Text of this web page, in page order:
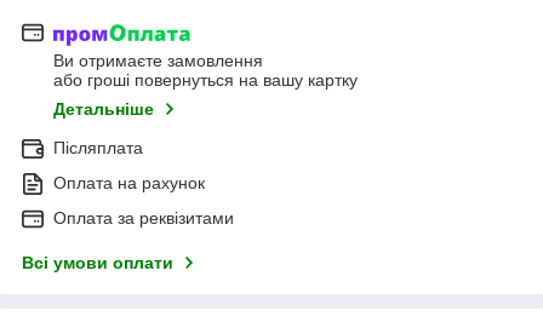
Ви отримаєте замовлення
або гроші повернуться на вашу картку
Детальніше
Післяплата
Оплата на рахунок
Оплата за реквізитами
Всі умови оплати